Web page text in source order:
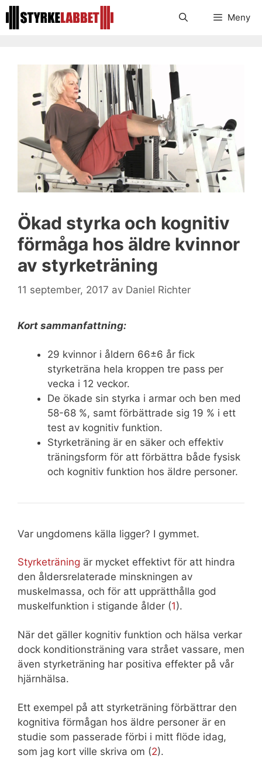
Hoppa
till
Meny
Ökad styrka och kognitiv
förmåga hos äldre kvinnor
av styrketräning
11 september, 2017 av Daniel Richter
Kort sammanfattning:
29 kvinnor i åldern 66±6 år fick
styrketräna hela kroppen tre pass per
vecka i 12 veckor.
De ökade sin styrka i armar och ben med
58-68 %, samt förbättrade sig 19 % i ett
test av kognitiv funktion.
Styrketräning är en säker och effektiv
träningsform för att förbättra både fysisk
och kognitiv funktion hos äldre personer.
Var ungdomens källa ligger? I gymmet.
Styrketräning är mycket effektivt för att hindra
den åldersrelaterade minskningen av
muskelmassa, och för att upprätthålla god
muskelfunktion i stigande ålder (1).
När det gäller kognitiv funktion och hälsa verkar
dock konditionsträning vara strået vassare, men
även styrketräning har positiva effekter på vår
hjärnhälsa.
Ett exempel på att styrketräning förbättrar den
kognitiva förmågan hos äldre personer är en
studie som passerade förbi i mitt flöde idag,
som jag kort ville skriva om (2).